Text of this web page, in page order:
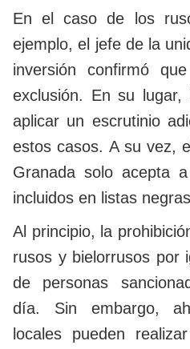
En el caso de los
ejemplo, el jefe de la
inversión confirmó
exclusión. En su
aplicar un escrutinio
estos casos. A su vez,
Granada solo acepta
incluidos en listas
Al principio, la
rusos y bielorrusos por
de personas
día. Sin embargo,
locales pueden